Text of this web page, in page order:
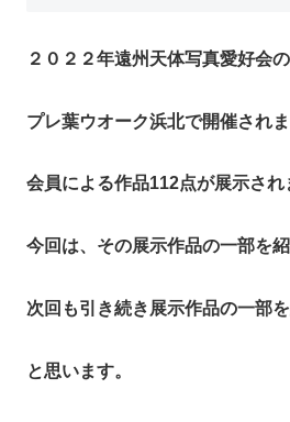
２０２２年遠州天体写真愛好会
プレ葉ウオーク浜北で開催されま
会員による作品112点が展示され
今回は、その展示作品の一部を紹
次回も引き続き展示作品の一部
と思います。